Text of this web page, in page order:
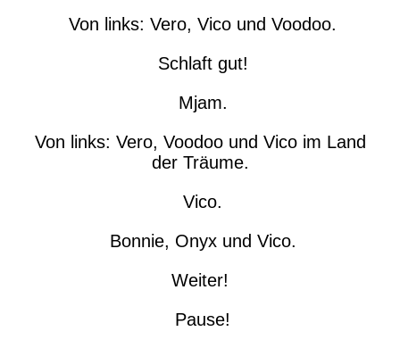
Von links: Vero, Vico und Voodoo.
Schlaft gut!
Mjam.
Von links: Vero, Voodoo und Vico im Land
der Träume.
Vico.
Bonnie, Onyx und Vico.
Weiter!
Pause!